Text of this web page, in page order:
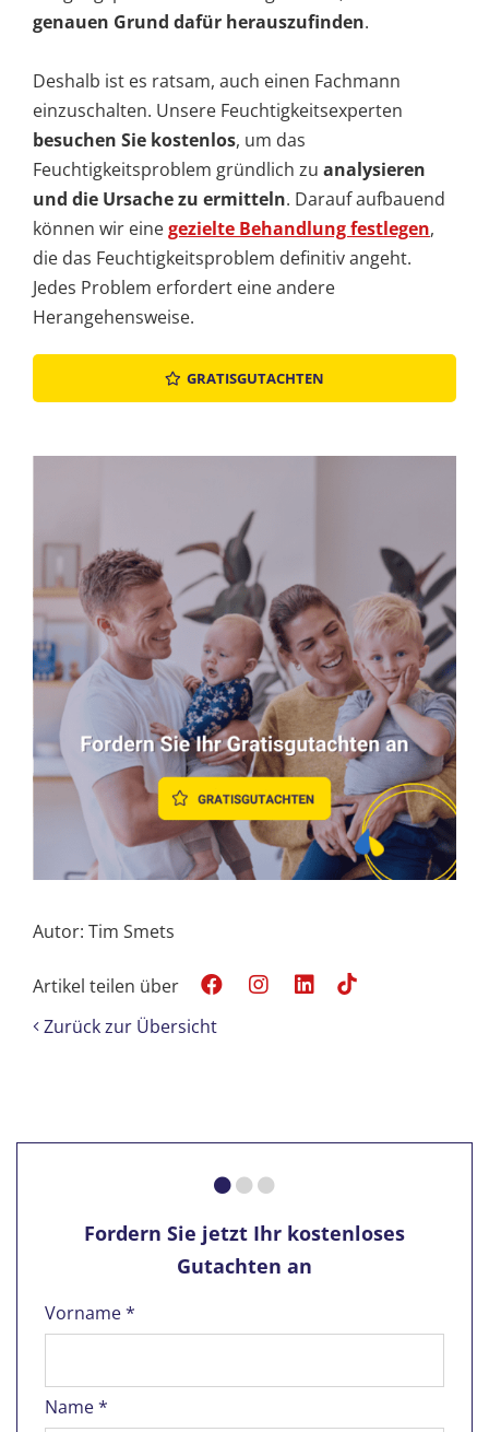
genauen Grund dafür herauszufinden.
Deshalb ist es ratsam, auch einen Fachmann
einzuschalten. Unsere Feuchtigkeitsexperten
besuchen Sie kostenlos, um das
Feuchtigkeitsproblem gründlich zu analysieren
und die Ursache zu ermitteln. Darauf aufbauend
können wir einegezielte Behandlung festlegen,
die das Feuchtigkeitsproblem definitiv angeht.
Jedes Problem erfordert eine andere
Herangehensweise.
GRATISGUTACHTEN
Autor: Tim Smets
Artikel teilen über
Zurück zur Übersicht
Fordern Sie jetzt Ihr kostenloses
Gutachten an
Vorname *
Name *